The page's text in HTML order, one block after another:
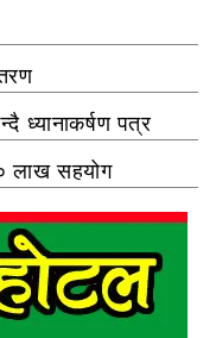
ध्यानाकर्षण पत्र
लाख सहयोग